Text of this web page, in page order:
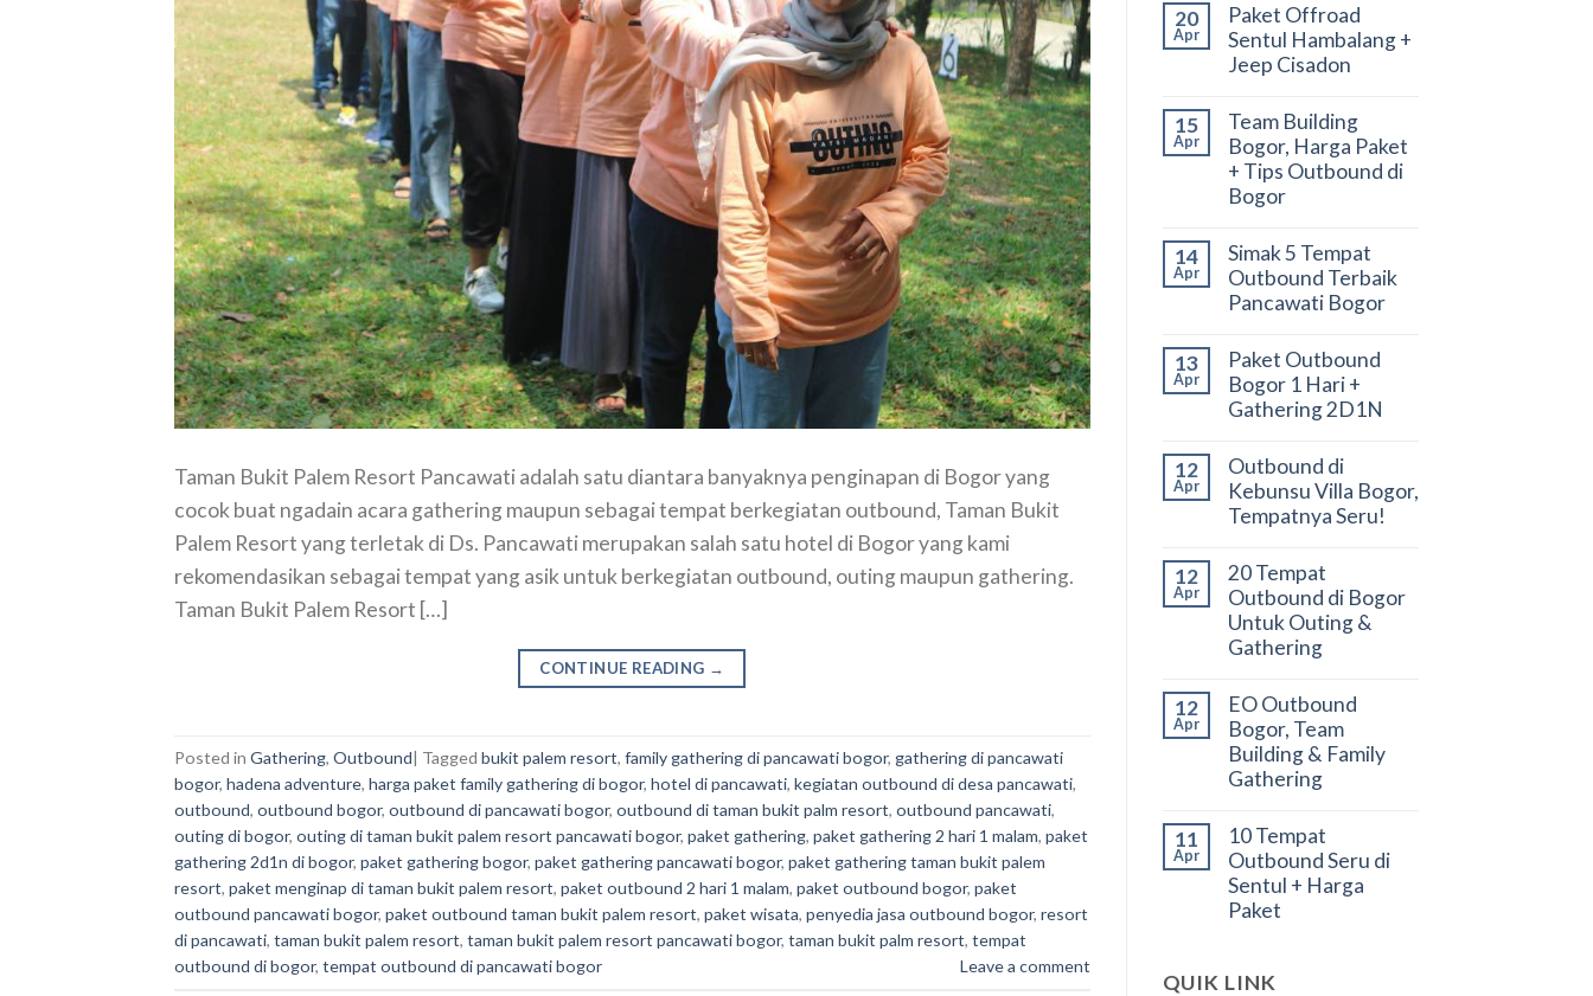
Taman Bukit Palem Resort Pancawati adalah satu diantara banyaknya penginapan di Bogor yang
cocok buat ngadain acara gathering maupun sebagai tempat berkegiatan outbound, Taman Bukit
Palem Resort yang terletak di Ds. Pancawati merupakan salah satu hotel di Bogor yang kami
rekomendasikan sebagai tempat yang asik untuk berkegiatan outbound, outing maupun gathering.
Taman Bukit Palem Resort […]
CONTINUE READING →
Posted in Gathering, Outbound| Tagged bukit palem resort, family gathering di pancawati bogor, gathering di pancawati
bogor, hadena adventure, harga paket family gathering di bogor, hotel di pancawati, kegiatan outbound di desa pancawati,
outbound, outbound bogor, outbound di pancawati bogor, outbound di taman bukit palm resort, outbound pancawati,
outing di bogor, outing di taman bukit palem resort pancawati bogor, paket gathering, paket gathering 2 hari 1 malam, paket
gathering 2d1n di bogor, paket gathering bogor, paket gathering pancawati bogor, paket gathering taman bukit palem
resort, paket menginap di taman bukit palem resort, paket outbound 2 hari 1 malam, paket outbound bogor, paket
outbound pancawati bogor, paket outbound taman bukit palem resort, paket wisata, penyedia jasa outbound bogor, resort
di pancawati, taman bukit palem resort, taman bukit palem resort pancawati bogor, taman bukit palm resort, tempat
outbound di bogor, tempat outbound di pancawati bogor Leave a comment
20
Apr
Paket Offroad
Sentul Hambalang +
Jeep Cisadon
15
Apr
Team Building
Bogor, Harga Paket
+ Tips Outbound di
Bogor
14
Apr
Simak 5 Tempat
Outbound Terbaik
Pancawati Bogor
13
Apr
Paket Outbound
Bogor 1 Hari +
Gathering 2D1N
12
Apr
Outbound di
Kebunsu Villa Bogor,
Tempatnya Seru!
12
Apr
20 Tempat
Outbound di Bogor
Untuk Outing &
Gathering
12
Apr
EO Outbound
Bogor, Team
Building & Family
Gathering
11
Apr
10 Tempat
Outbound Seru di
Sentul + Harga
Paket
QUIK LINK